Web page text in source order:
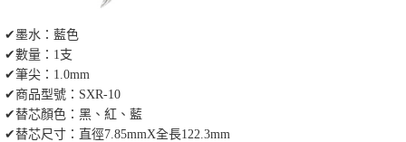
✔墨水：藍色
✔數量：1支
✔筆尖：1.0mm
✔商品型號：SXR-10
✔替芯顏色：黑、紅、藍
✔替芯尺寸：直徑7.85mmX全長122.3mm